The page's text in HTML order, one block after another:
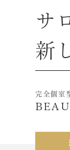
サ
新
完全個室